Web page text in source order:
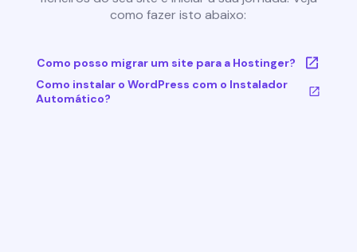
como fazer isto abaixo:
Como posso migrar um site para a Hostinger?
Como instalar o WordPress com o Instalador
Automático?